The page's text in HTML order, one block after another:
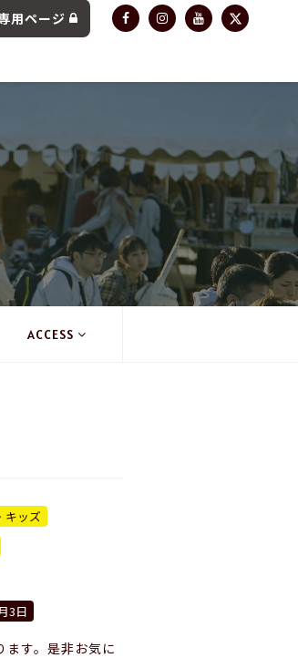
用ページ
ACCESS
キッズ
3日
ます。是非お気に